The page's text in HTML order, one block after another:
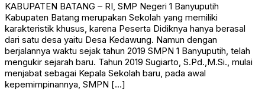
KABUPATEN BATANG – RI, SMP Negeri 1 Banyuputih
Kabupaten Batang merupakan Sekolah yang memiliki
karakteristik khusus, karena Peserta Didiknya hanya berasal
dari satu desa yaitu Desa Kedawung. Namun dengan
berjalannya waktu sejak tahun 2019 SMPN 1 Banyuputih, telah
mengukir sejarah baru. Tahun 2019 Sugiarto, S.Pd.,M.Si., mulai
menjabat sebagai Kepala Sekolah baru, pada awal
kepemimpinannya, SMPN […]